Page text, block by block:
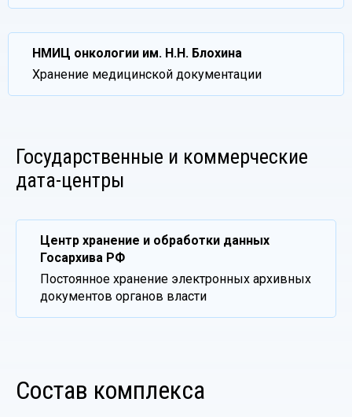
НМИЦ онкологии им. Н.Н. Блохина
Хранение медицинской документации
Государственные и коммерческие
дата-центры
Центр хранение и обработки данных
Госархива РФ
Постоянное хранение электронных архивных
документов органов власти
Состав комплекса